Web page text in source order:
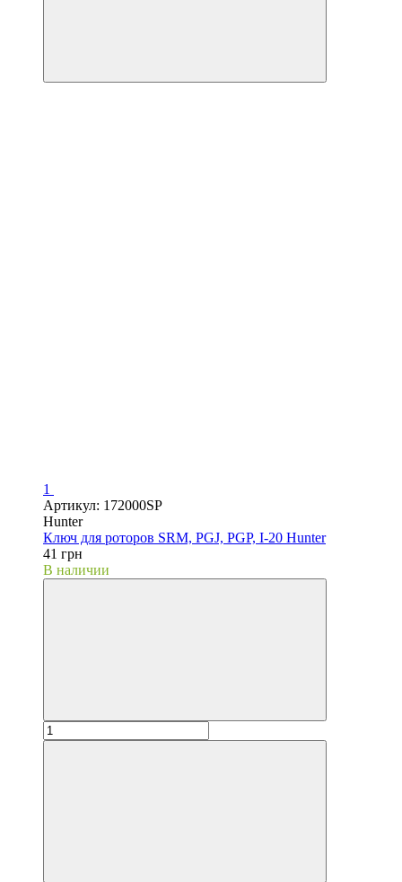
1
Артикул: 172000SP
Hunter
Ключ для роторов SRM, PGJ, PGP, I-20 Hunter
41 грн
В наличии